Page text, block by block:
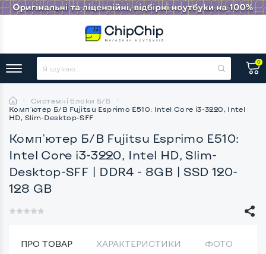
0
Системні блоки Б/В
Комп'ютер Б/В Fujitsu Esprimo E510: Intel Core i3-3220, Intel
HD, Slim-Desktop-SFF
Комп'ютер Б/В Fujitsu Esprimo E510:
Intel Core i3-3220, Intel HD, Slim-
Desktop-SFF | DDR4 - 8GB | SSD 120-
128 GB
ПРО ТОВАР ХАРАКТЕРИСТИКИ ФОТО